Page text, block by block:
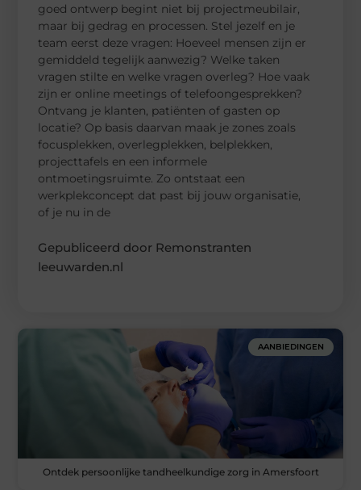
goed ontwerp begint niet bij projectmeubilair,
maar bij gedrag en processen. Stel jezelf en je
team eerst deze vragen: Hoeveel mensen zijn er
gemiddeld tegelijk aanwezig? Welke taken
vragen stilte en welke vragen overleg? Hoe vaak
zijn er online meetings of telefoongesprekken?
Ontvang je klanten, patiënten of gasten op
locatie? Op basis daarvan maak je zones zoals
focusplekken, overlegplekken, belplekken,
projecttafels en een informele
ontmoetingsruimte. Zo ontstaat een
werkplekconcept dat past bij jouw organisatie,
of je nu in de
Gepubliceerd door Remonstranten
leeuwarden.nl
AANBIEDINGEN
Ontdek persoonlijke tandheelkundige zorg in Amersfoort